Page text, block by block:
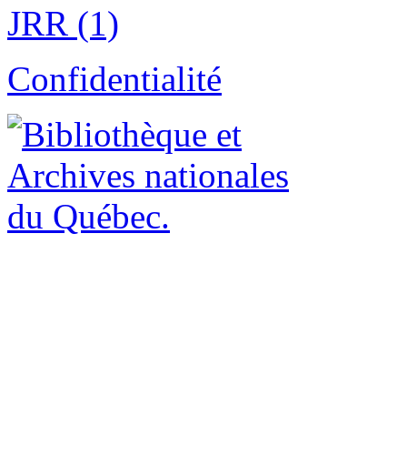
JRR (1)
Confidentialité